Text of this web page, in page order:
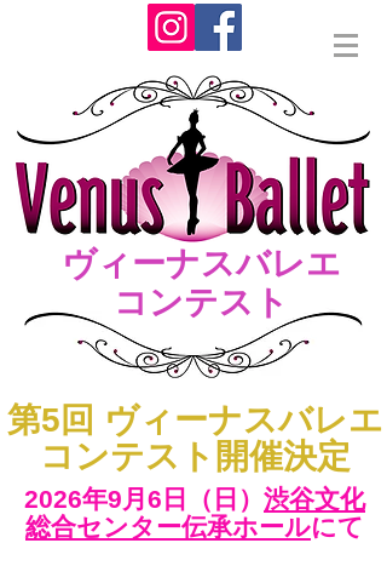
ヴィーナスバレエ
コンテスト
​第5回 ヴィーナスバレエ
コンテスト開催決定
2026年9月6日（日）​ 渋谷文化
総合センター伝承ホールにて